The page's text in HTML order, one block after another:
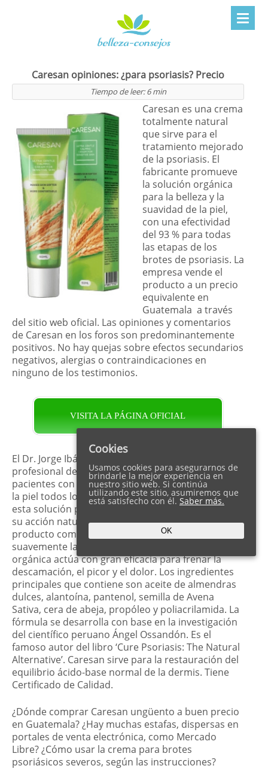
Caresan opiniones: ¿para psoriasis? Precio
Tiempo de leer:6 min
Caresan es una crema
totalmente natural
que sirve para el
tratamiento mejorado
de la psoriasis. El
fabricante promueve
la solución orgánica
para la belleza y la
suavidad de la piel,
con una efectividad
del 93 % para todas
las etapas de los
brotes de psoriasis. La
empresa vende el
producto a un precio
equivalente en
Guatemala a través
del sitio web oficial. Las opiniones y comentarios
de Caresan en los foros son predominantemente
positivos. No hay quejas sobre efectos secundarios
negativos, alergias o contraindicaciones en
ninguno de los testimonios.
VISITA LA PÁGINA OFICIAL
El Dr. Jorge Ibáñez Serrano es dermatólogo
profesional desde hace más de 30 años. Él trata a
pacientes con diferentes tipos de enfermedades de
la piel todos los días. Lo que le hace recomendarles
esta solución perfecta para el cuidado de la piel es
su acción natural. El ungüento Caresan es un
producto complejo que rejuvenece y regenera
suavemente la dermis dañada. Su composición
orgánica actúa con gran eficacia para frenar la
descamación, el picor y el dolor. Los ingredientes
principales que contiene son aceite de almendras
dulces, alantoína, pantenol, semilla de Avena
Sativa, cera de abeja, propóleo y poliacrilamida. La
fórmula se desarrolla con base en la investigación
del científico peruano Ángel Ossandón. Es el
famoso autor del libro ‘Cure Psoriasis: The Natural
Alternative’. Caresan sirve para la restauración del
equilibrio ácido-base normal de la dermis. Tiene
Certificado de Calidad.
¿Dónde comprar Caresan ungüento a buen precio
en Guatemala? ¿Hay muchas estafas, dispersas en
portales de venta electrónica, como Mercado
Libre? ¿Cómo usar la crema para brotes
psoriásicos severos, según las instrucciones?
Cookies
Usamos cookies para asegurarnos de
brindarle la mejor experiencia en
nuestro sitio web. Si continúa
utilizando este sitio, asumiremos que
está satisfecho con él. Saber más.
OK